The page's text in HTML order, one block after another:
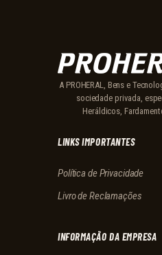
A PROHERAL, Bens e
sociedade privada,
Heráldicos,
LINKS IMPORTANTES
Política de Privacidade
Livro de Reclamações
INFORMAÇÃO DA EMPRESA